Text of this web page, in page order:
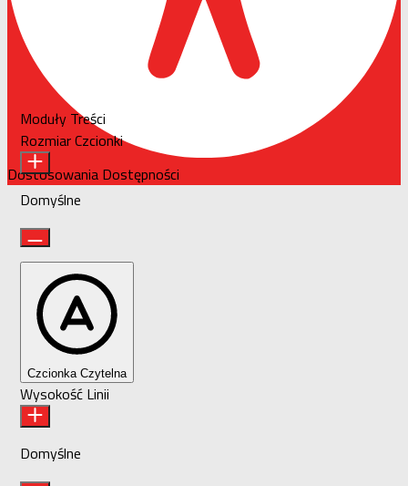
Dostosowania Dostępności
Moduły Treści
Rozmiar Czcionki
Domyślne
Czcionka Czytelna
Wysokość Linii
Domyślne